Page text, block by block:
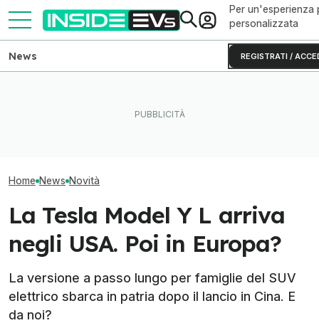
Per un'esperienza
personalizzata
REGISTRATI /
News
Home News Novità
La Tesla Model Y L arriva
negli USA. Poi in Europa?
La versione a passo lungo per famiglie del SUV
elettrico sbarca in patria dopo il lancio in Cina. E
da noi?